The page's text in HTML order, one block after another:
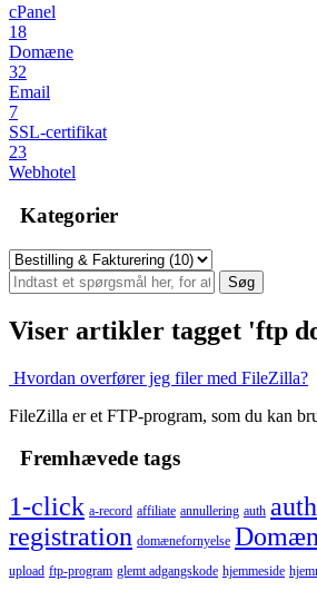
cPanel
18
Domæne
32
Email
7
SSL-certifikat
23
Webhotel
Kategorier
Viser artikler tagget 'ftp
Hvordan overfører jeg filer med FileZilla?
FileZilla er et FTP-program, som du kan
Fremhævede tags
1-click a-record affiliate annullering auth
registration domænefornyelse
upload ftp-program glemt adgangskode hjemmeside